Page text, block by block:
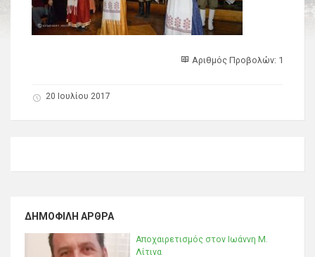
Αριθμός Προβολών: 1
20 Ιουλίου 2017
ΔΗΜΟΦΙΛΉ ΆΡΘΡΑ
Αποχαιρετισμός στον Ιωάννη Μ.
Λίτινα